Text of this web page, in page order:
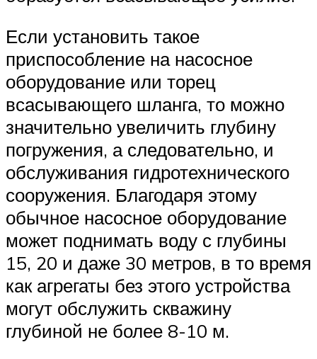
Если установить такое
приспособление на насосное
оборудование или торец
всасывающего шланга, то можно
значительно увеличить глубину
погружения, а следовательно, и
обслуживания гидротехнического
сооружения. Благодаря этому
обычное насосное оборудование
может поднимать воду с глубины
15, 20 и даже 30 метров, в то время
как агрегаты без этого устройства
могут обслужить скважину
глубиной не более 8-10 м.